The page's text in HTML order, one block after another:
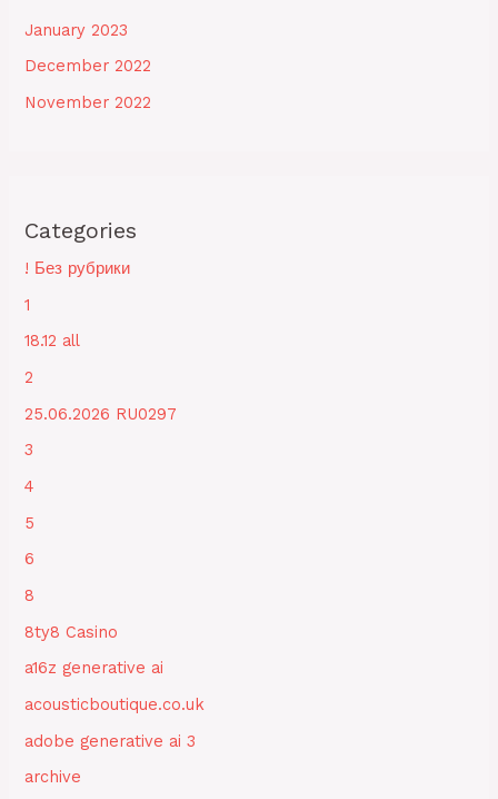
January 2023
December 2022
November 2022
Categories
! Без рубрики
1
18.12 all
2
25.06.2026 RU0297
3
4
5
6
8
8ty8 Casino
a16z generative ai
acousticboutique.co.uk
adobe generative ai 3
archive